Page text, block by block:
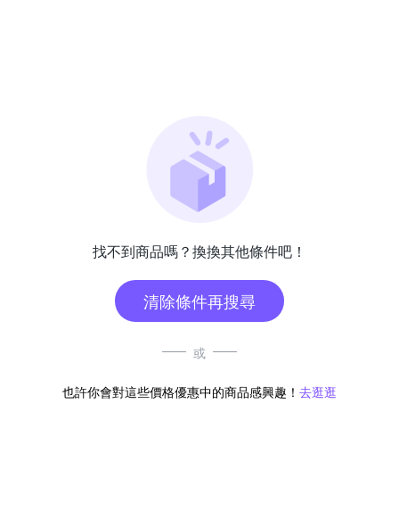
找不到商品嗎？換換其他條件吧！
清除條件再搜尋
或
也許你會對這些價格優惠中的商品感興趣！ 去逛逛